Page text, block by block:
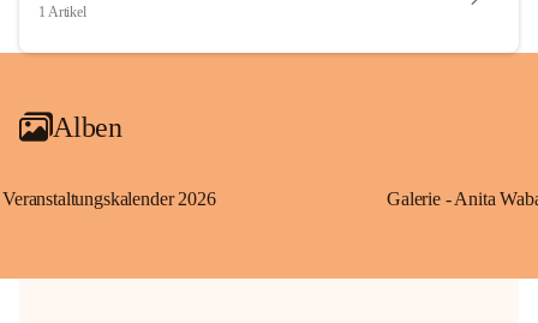
1 Artikel
Alben
Veranstaltungskalender 2026 Galerie - Anita